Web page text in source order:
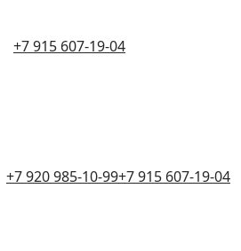
+7 915 607-19-04
+7 920 985-10-99+7 915 607-19-04